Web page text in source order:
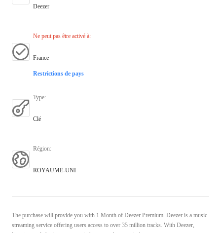
Deezer
Ne peut pas être activé à:
France
Restrictions de pays
Type:
Clé
Région:
ROYAUME-UNI
The purchase will provide you with 1 Month of Deezer Premium. Deezer is a music
streaming service offering users access to over 35 million tracks. With Deezer,